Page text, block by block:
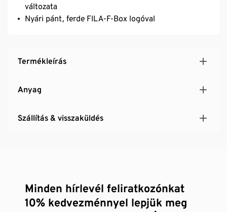
változata
Nyári pánt, ferde FILA-F-Box logóval
Termékleírás
Anyag
Szállítás & visszaküldés
Minden hírlevél feliratkozónkat
10% kedvezménnyel lepjük meg